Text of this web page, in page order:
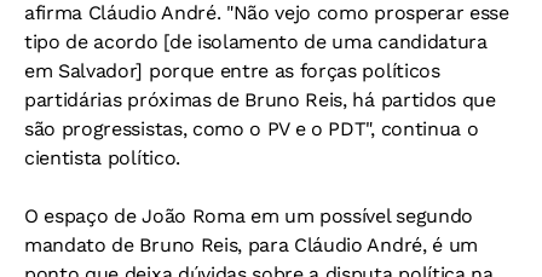
afirma Cláudio André. "Não vejo como prosperar esse
tipo de acordo [de isolamento de uma candidatura
em Salvador] porque entre as forças políticos
partidárias próximas de Bruno Reis, há partidos que
são progressistas, como o PV e o PDT", continua o
cientista político.
O espaço de João Roma em um possível segundo
mandato de Bruno Reis, para Cláudio André, é um